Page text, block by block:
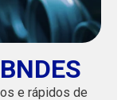
e rápidos de